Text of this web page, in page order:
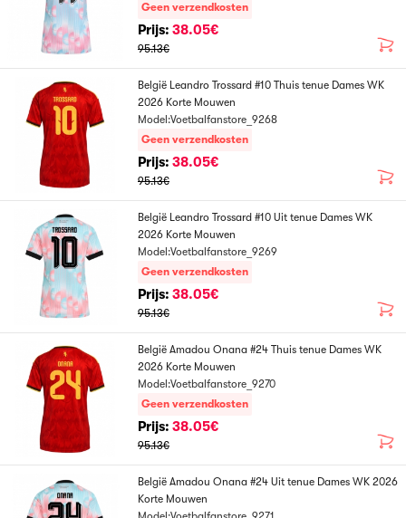
Geen verzendkosten
Prijs: 38.05€
95.13€
België Leandro Trossard #10 Thuis tenue Dames WK
2026 Korte Mouwen
Model:Voetbalfanstore_9268
Geen verzendkosten
Prijs: 38.05€
95.13€
België Leandro Trossard #10 Uit tenue Dames WK
2026 Korte Mouwen
Model:Voetbalfanstore_9269
Geen verzendkosten
Prijs: 38.05€
95.13€
België Amadou Onana #24 Thuis tenue Dames WK
2026 Korte Mouwen
Model:Voetbalfanstore_9270
Geen verzendkosten
Prijs: 38.05€
95.13€
België Amadou Onana #24 Uit tenue Dames WK 2026
Korte Mouwen